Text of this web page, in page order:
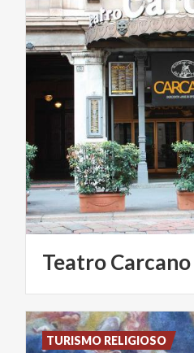
TeatroCarcano
TURISMO RELIGIOSO